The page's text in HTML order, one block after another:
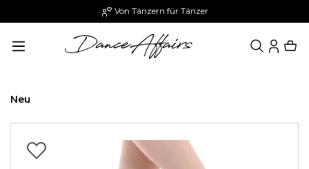
Von Tänzern für Tänzer
Neu